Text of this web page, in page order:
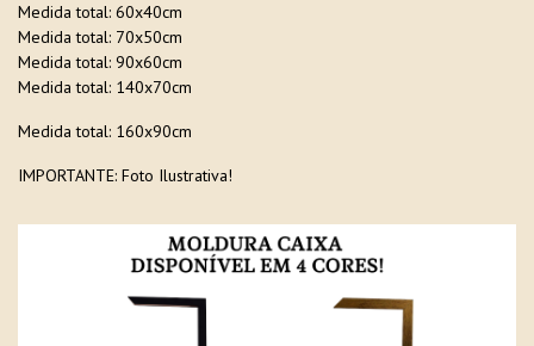
Medida total: 60x40cm
Medida total: 70x50cm
Medida total: 90x60cm
Medida total: 140x70cm
Medida total: 160x90cm
IMPORTANTE: Foto Ilustrativa!